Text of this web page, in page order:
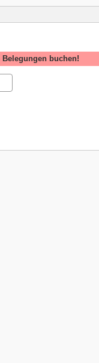
buchen!